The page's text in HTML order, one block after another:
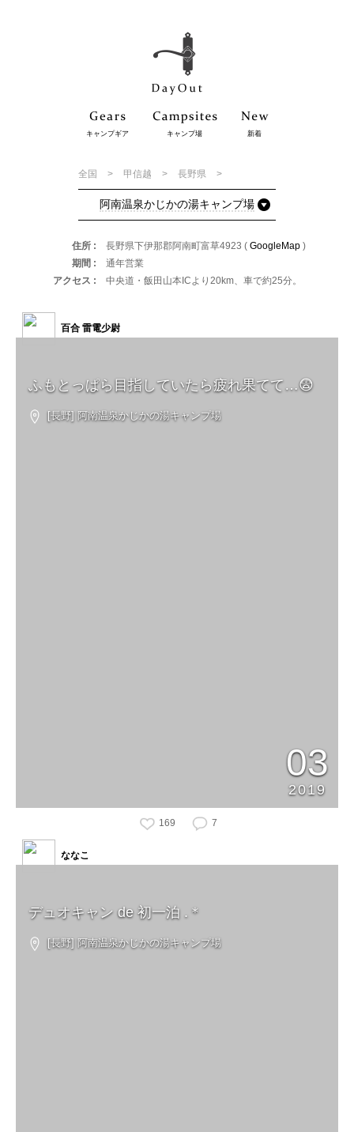
キャンプギア キャンプ場 新着
全国 甲信越 長野県
阿南温泉かじかの湯キャンプ場
住所 長野県下伊那郡阿南町富草4923 ( GoogleMap)
期間
通年営業
アクセス
中央道・飯田山本ICより20km、車で約25分。
ふもとっぱら目指していたら疲れ果てて…😨
[長野] 阿南温泉かじかの湯キャンプ場
03
2019
百合 雷電少尉
169 7
デュオキャン de 初一泊 .＊
[長野] 阿南温泉かじかの湯キャンプ場
ななこ